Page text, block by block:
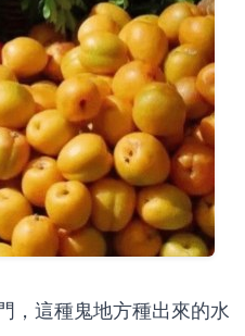
，這種鬼地方種出來的水